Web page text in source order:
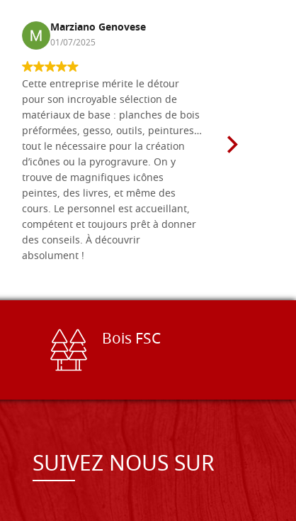
Marziano Genovese
01/07/2025
Cette entreprise mérite le détour
pour son incroyable sélection de
matériaux de base : planches de bois
préformées, gesso, outils, peintures…
tout le nécessaire pour la création
d’icônes ou la pyrogravure. On y
trouve de magnifiques icônes
peintes, des livres, et même des
cours. Le personnel est accueillant,
compétent et toujours prêt à donner
des conseils. À découvrir
absolument !
Bois FSC
SUIVEZ NOUS SUR